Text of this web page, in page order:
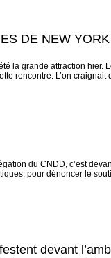
DE NEW
la grande attraction
rencontre. L’on
du CNDD, c’est
pour dénoncer le
devant